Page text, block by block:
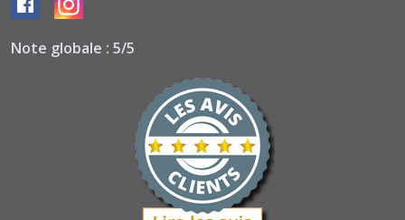
Note globale : 5/5